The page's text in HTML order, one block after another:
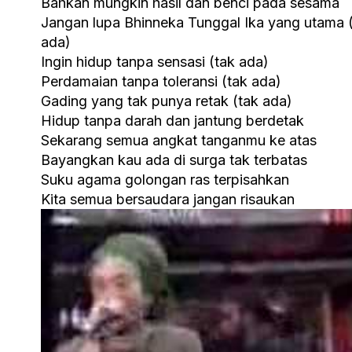
Jangan lupa Bhinneka Tunggal Ika yang utama
ada)
Ingin hidup tanpa sensasi (tak ada)
Perdamaian tanpa toleransi (tak ada)
Gading yang tak punya retak (tak ada)
Hidup tanpa darah dan jantung berdetak
Sekarang semua angkat tanganmu ke atas
Bayangkan kau ada di surga tak terbatas
Suku agama golongan ras terpisahkan
Kita semua bersaudara jangan risaukan